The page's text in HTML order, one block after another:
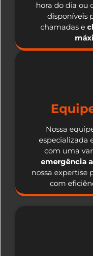
hora do dia ou
disponíveis
chamadas e
Nossa
especializada
com uma
emergência
nossa expertise
com